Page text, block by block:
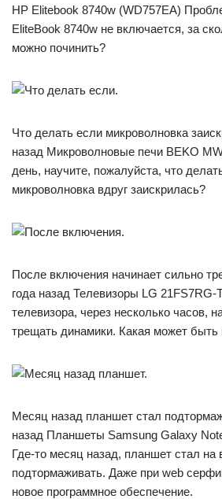
HP Elitebook 8740w (WD757EA)
EliteBook 8740w не включается, за
можно починить?
Что делать если микроволновка
назад Микроволновые печи BEKO
день, научите, пожалуйста, что
микроволновка вдруг заискрилась?
После включения начинает сильно
года назад Телевизоры LG
телевизора, через несколько часов,
трещать динамики. Какая может быть
Месяц назад планшет стал
назад Планшеты Samsung Galaxy
Где-то месяц назад, планшет стал на
подтормаживать. Даже при web
новое программное обеспечение.